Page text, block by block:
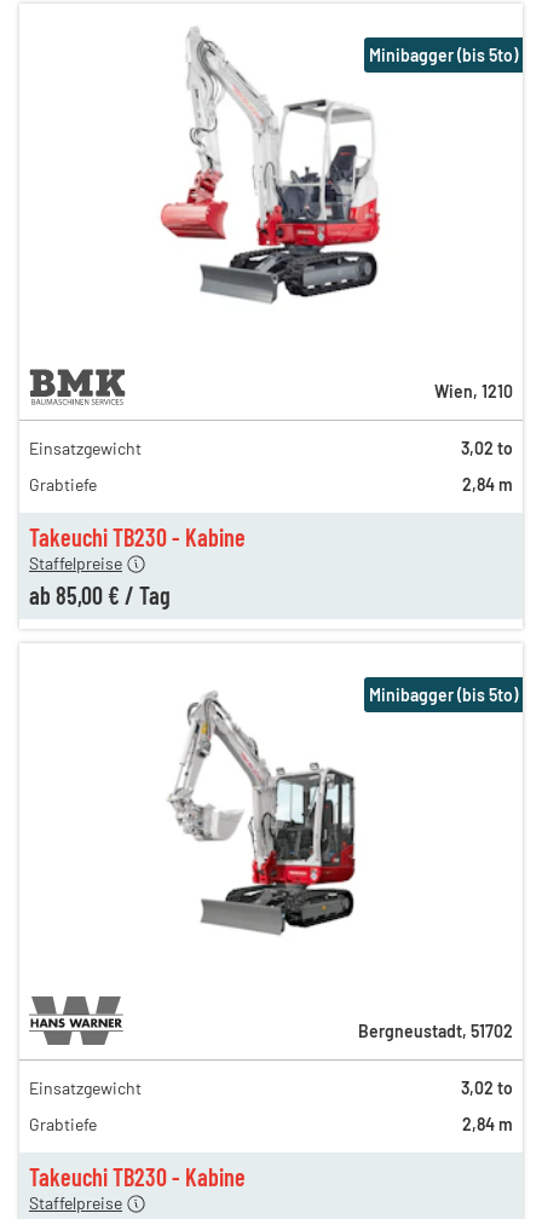
Takeuchi TB230 - Kabine
160,00 €
110,00 €
Staffelpreise
ab 85,00 € / Tag
Minibagger (bis 5to)
Wien, 1210
Einsatzgewicht
3,02 to
Grabtiefe
2,84 m
Takeuchi TB230 - Kabine
154,00 €
121,00 €
Staffelpreise
Minibagger (bis 5to)
Bergneustadt, 51702
Einsatzgewicht
3,02 to
Grabtiefe
2,84 m